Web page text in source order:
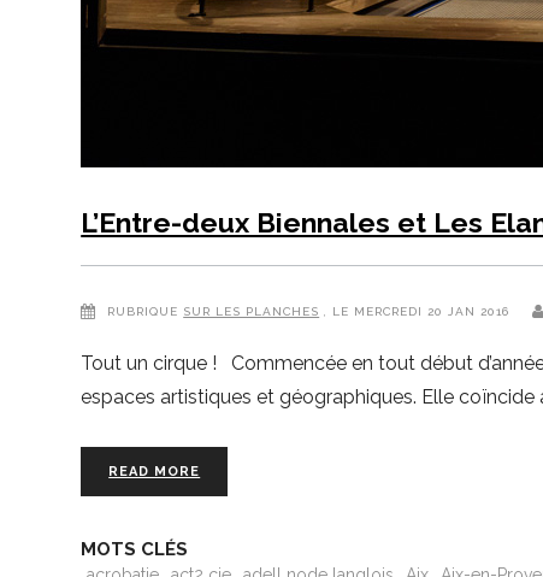
L’Entre-deux Biennales et Les
RUBRIQUE SUR LES PLANCHES , LE MERCREDI 20 JAN 2016
Tout un cirque ! Commencée en tout début
espaces artistiques et géographiques. Elle
READ MORE
MOTS CLÉS